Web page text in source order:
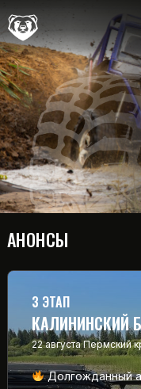
АНОНСЫ
3 ЭТАП
КАЛИНИНСКИЙ
22 августа Пермский
Долгожданный